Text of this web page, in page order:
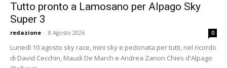
Tutto pronto a Lamosano per Alpago Sky
Super 3
redazione - 8 Agosto 2026 0
Lunedì 10 agosto sky race, mini sky e pedonata per tutti, nel ricordo
di David Cecchin, Maudi De March e Andrea Zanon Chies d'Alpago